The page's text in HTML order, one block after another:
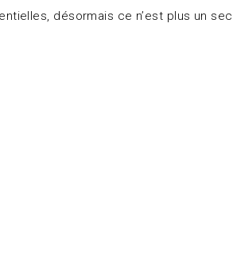
désormais ce n’est plus un